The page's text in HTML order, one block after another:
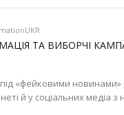
ТА ВИБОРЧІ
під «фейковими
й у соціальних